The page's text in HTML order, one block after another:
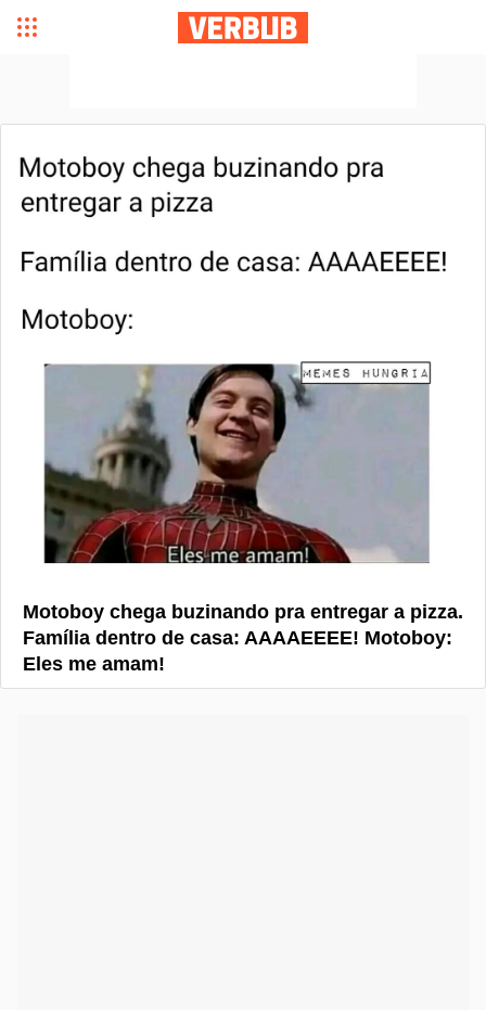
Motoboy chega buzinando pra entregar a pizza.
Família dentro de casa: AAAAEEEE! Motoboy:
Eles me amam!